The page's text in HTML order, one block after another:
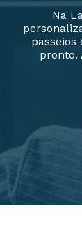
Na
pronto.